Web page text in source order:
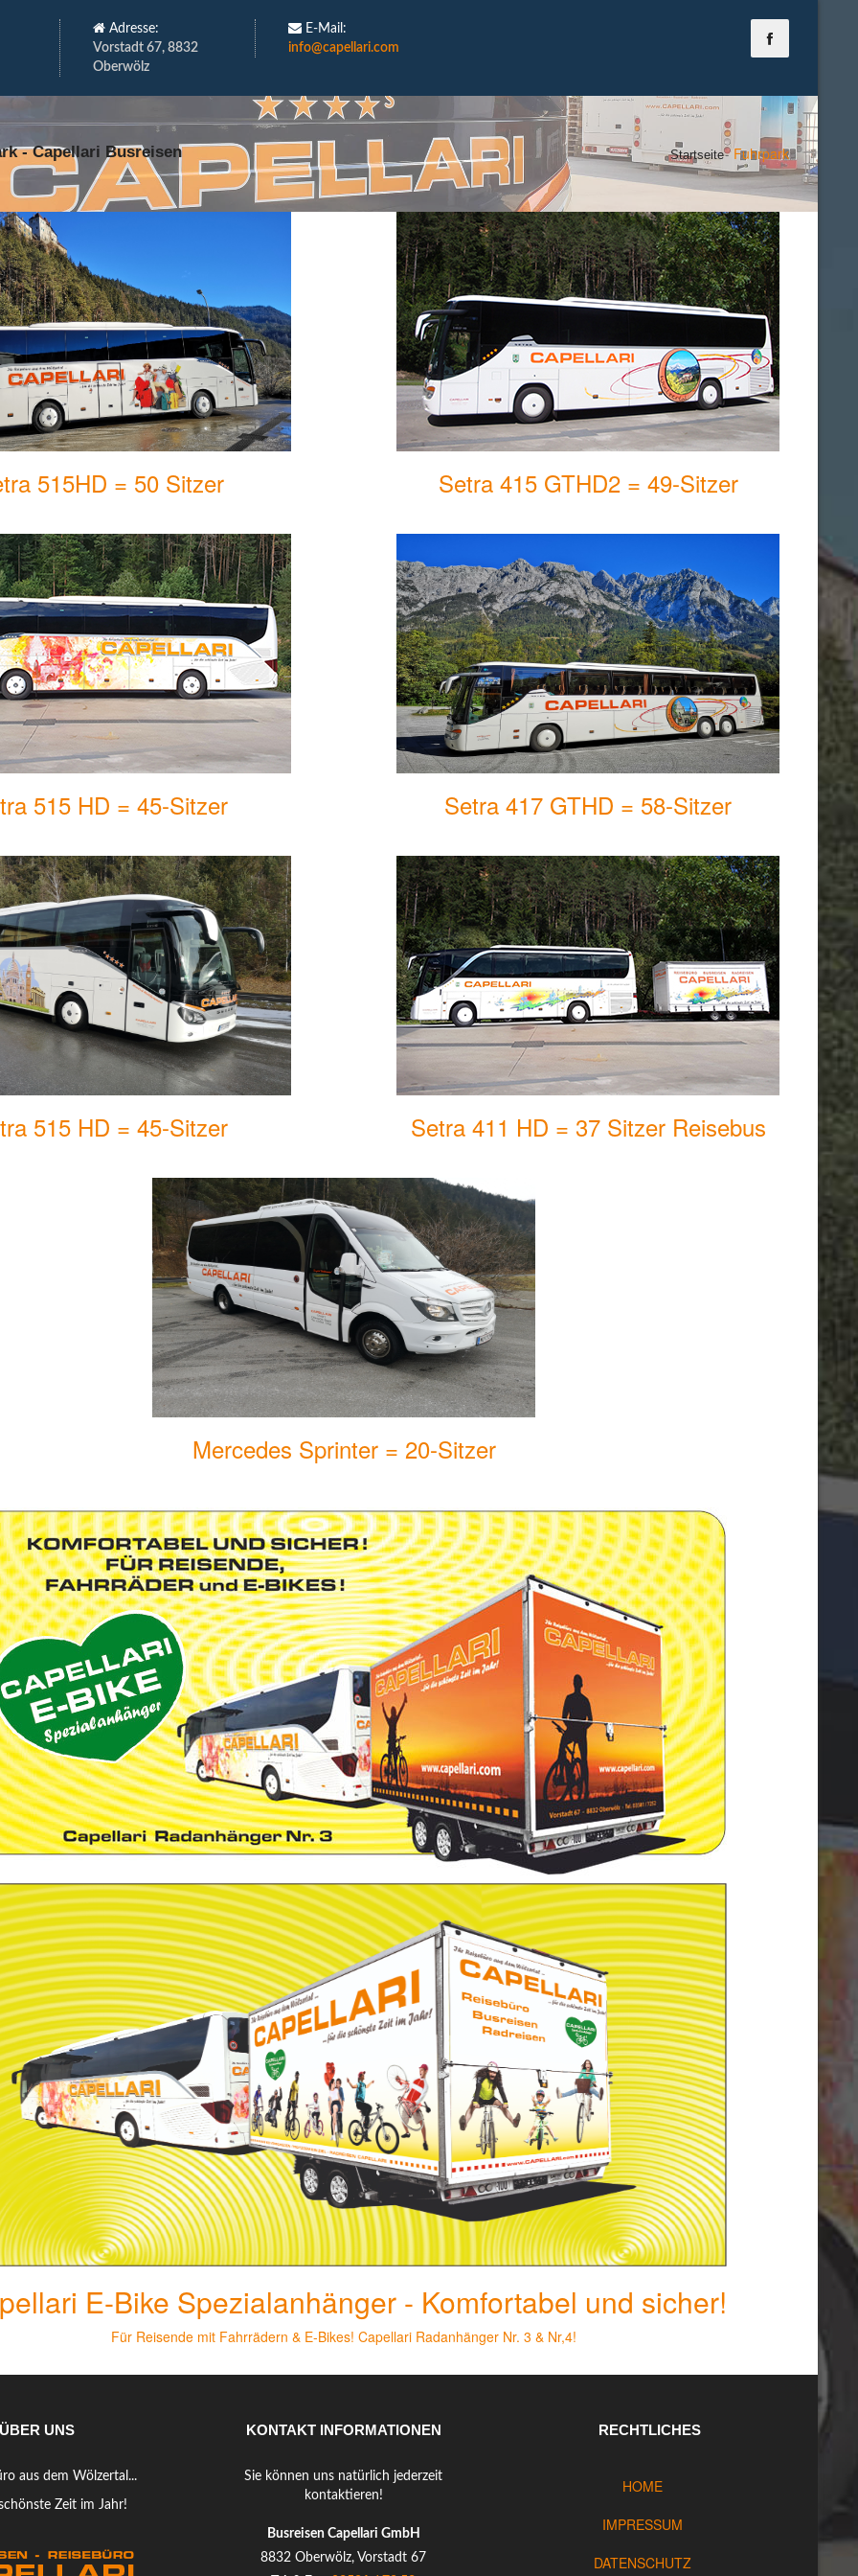
Adresse:
Vorstadt 67, 8832
Oberwölz
E-Mail:
info@capellari.com
- Capellari Busreisen Startseite Fuhrpark
515HD = 50 Sitzer Setra 415 GTHD2 = 49-Sitzer
515 HD = 45-Sitzer Setra 417 GTHD = 58-Sitzer
515 HD = 45-Sitzer Setra 411 HD = 37 Sitzer Reisebus
Mercedes Sprinter = 20-Sitzer
E-Bike Spezialanhänger - Komfortabel und sicher!
Für Reisende mit Fahrrädern & E-Bikes! Capellari Radanhänger Nr. 3 & Nr,4!
ÜBER UNS
aus dem Wölzertal...
Zeit im Jahr!
KONTAKT INFORMATIONEN
Sie können uns natürlich jederzeit
kontaktieren!
Busreisen Capellari GmbH
8832 Oberwölz, Vorstadt 67
RECHTLICHES
HOME
IMPRESSUM
DATENSCHUTZ